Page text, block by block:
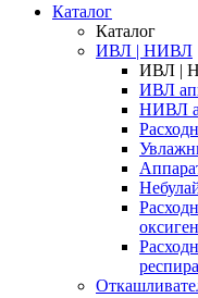
Каталог
Каталог
ИВЛ | НИВЛ
ИВЛ |
ИВЛ
НИВЛ